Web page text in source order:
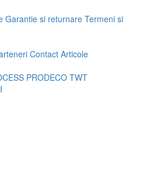
Garantie si returnare Termeni si
Contact Articole
PRODECO TWT